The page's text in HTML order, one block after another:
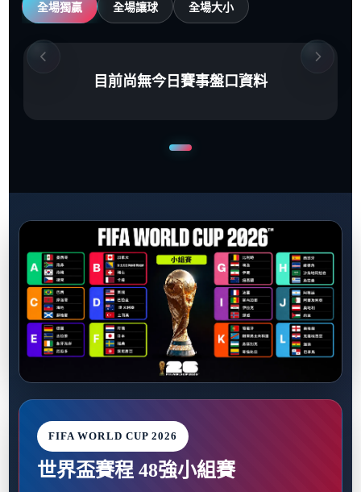
全場獨贏 全場讓球 全場大小
目前尚無今日賽事盤口資料
FIFA WORLD CUP 2026
世界盃賽程 48強小組賽